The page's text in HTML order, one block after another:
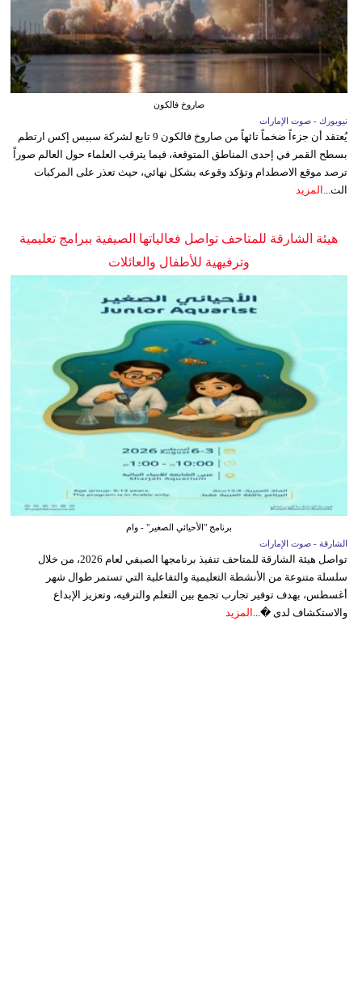
صاروخ فالكون
نيويورك - صوت الإمارات
يُعتقد أن جزءاً ضخماً تائهاً من صاروخ فالكون 9 تابع لشركة سبيس إكس ارتطم
بسطح القمر في إحدى المناطق المتوقعة، فيما يترقب العلماء حول العالم صوراً
ترصد موقع الاصطدام وتؤكد وقوعه بشكل نهائي، حيث تعذر على المركبات
الت... المزيد
هيئة الشارقة للمتاحف تواصل فعالياتها الصيفية ببرامج تعليمية
وترفيهية للأطفال والعائلات
برنامج "الأحيائي الصغير" - وام
الشارقة - صوت الإمارات
تواصل هيئة الشارقة للمتاحف تنفيذ برنامجها الصيفي لعام 2026، من خلال
سلسلة متنوعة من الأنشطة التعليمية والتفاعلية التي تستمر طوال شهر
أغسطس، بهدف توفير تجارب تجمع بين التعلم والترفيه، وتعزيز الإبداع
والاستكشاف لدى �... المزيد